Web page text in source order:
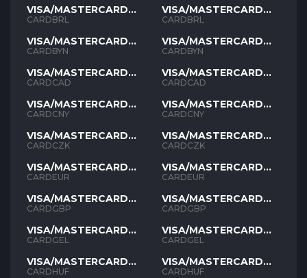
VISA/MASTERCARD
BRL
CARDBRL
VISA/MASTERCARD
BYN
CARDBYN
VISA/MASTERCARD
CAD
CARDCAD
VISA/MASTERCARD
CNY
CARDCNY
VISA/MASTERCARD
CZK
CARDCZK
VISA/MASTERCARD
EUR
CARDEUR
VISA/MASTERCARD
GBP
CARDGBP
VISA/MASTERCARD
GEL
CARDGEL
VISA/MASTERCARD
HUF
CARDHUF
VISA/MASTERCARD
BRL
CARDBRL
VISA/MASTERCARD
BYN
CARDBYN
VISA/MASTERCARD
CAD
CARDCAD
VISA/MASTERCARD
CNY
CARDCNY
VISA/MASTERCARD
CZK
CARDCZK
VISA/MASTERCARD
EUR
CARDEUR
VISA/MASTERCARD
GBP
CARDGBP
VISA/MASTERCARD
GEL
CARDGEL
VISA/MASTERCARD
HUF
CARDHUF